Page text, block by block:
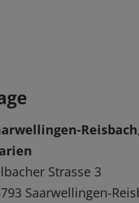
Strasse 3
Saarwellingen-